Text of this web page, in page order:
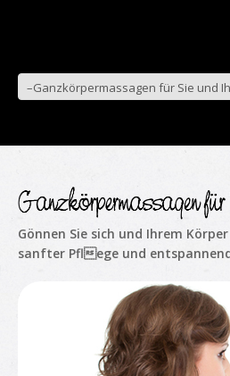
Gönnen Sie sich und Ihrem
sanfter Pflege und